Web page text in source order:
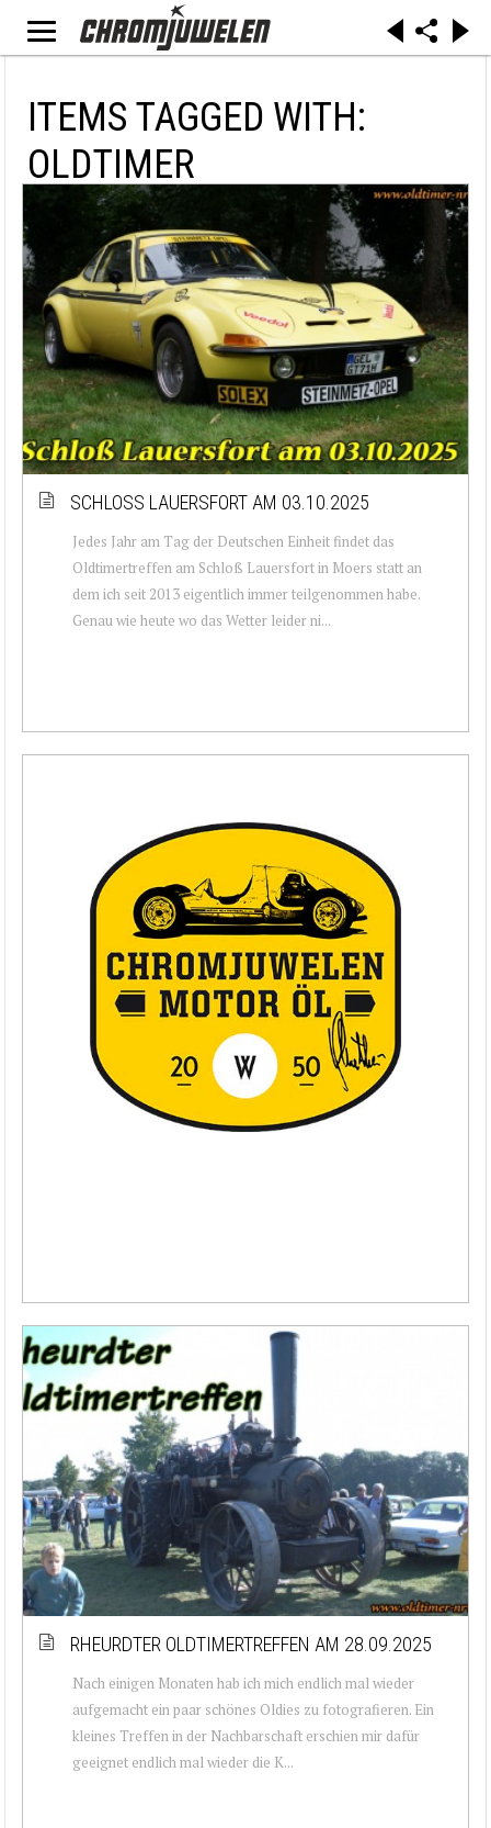
ITEMS TAGGED WITH:
OLDTIMER
SCHLOSS LAUERSFORT AM 03.10.2025
Jedes Jahr am Tag der Deutschen Einheit findet das
Oldtimertreffen am Schloß Lauersfort in Moers statt an
dem ich seit 2013 eigentlich immer teilgenommen habe.
Genau wie heute wo das Wetter leider ni...
RHEURDTER OLDTIMERTREFFEN AM 28.09.2025
Nach einigen Monaten hab ich mich endlich mal wieder
aufgemacht ein paar schönes Oldies zu fotografieren. Ein
kleines Treffen in der Nachbarschaft erschien mir dafür
geeignet endlich mal wieder die K...